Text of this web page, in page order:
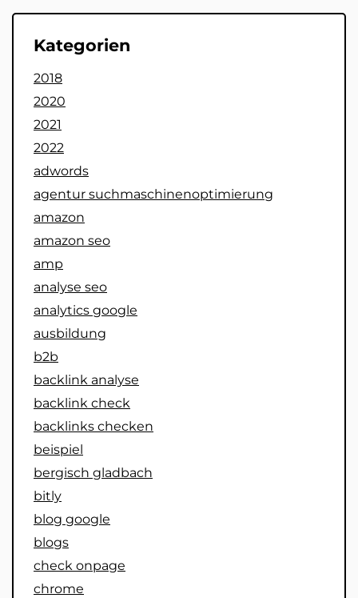
Kategorien
2018
2020
2021
2022
adwords
agentur suchmaschinenoptimierung
amazon
amazon seo
amp
analyse seo
analytics google
ausbildung
b2b
backlink analyse
backlink check
backlinks checken
beispiel
bergisch gladbach
bitly
blog google
blogs
check onpage
chrome